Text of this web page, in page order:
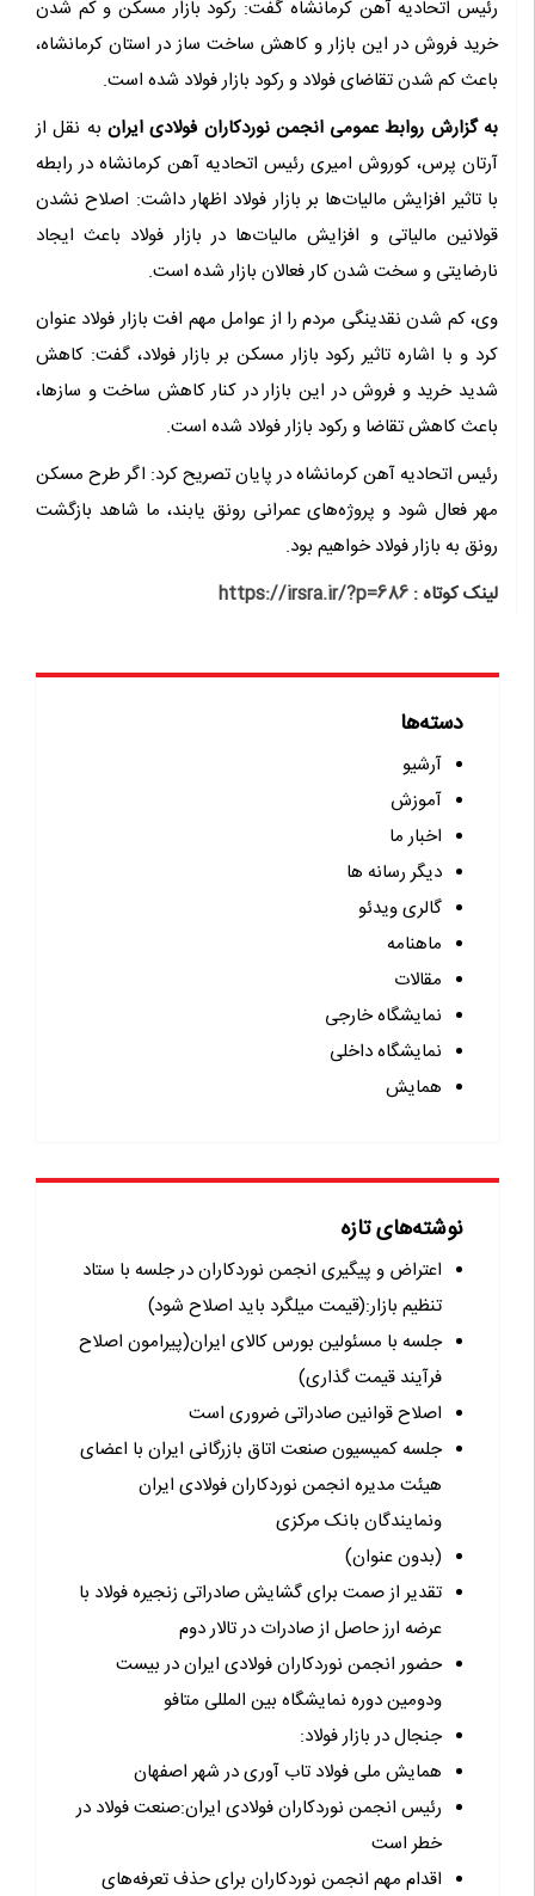
رئیس اتحادیه آهن کرمانشاه گفت: رکود بازار مسکن و کم شدن
خرید فروش در این بازار و کاهش ساخت ساز در استان کرمانشاه،
باعث کم شدن تقاضای فولاد و رکود بازار فولاد شده است.
به گزارش روابط عمومی انجمن نوردکاران فولادی ایران به نقل از
آرتان پرس، کوروش امیری رئیس اتحادیه آهن کرمانشاه در رابطه
با تاثیر افزایش مالیات‌ها بر بازار فولاد اظهار داشت: اصلاح نشدن
قولانین مالیاتی و افزایش مالیات‌ها در بازار فولاد باعث ایجاد
نارضایتی و سخت شدن کار فعالان بازار شده است.
وی، کم شدن نقدینگی مردم را از عوامل مهم افت بازار فولاد عنوان
کرد و با اشاره تاثیر رکود بازار مسکن بر بازار فولاد، گفت: کاهش
شدید خرید و فروش در این بازار در کنار کاهش ساخت و سازها،
باعث کاهش تقاضا و رکود بازار فولاد شده است.
رئیس اتحادیه آهن کرمانشاه در پایان تصریح کرد: اگر طرح مسکن
مهر فعال شود و پروژه‌های عمرانی رونق یابند، ما شاهد بازگشت
رونق به بازار فولاد خواهیم بود.
لینک کوتاه : https://irsra.ir/?p=686
دسته‌ها
آرشیو
آموزش
اخبار ما
دیگر رسانه ها
گالری ویدئو
ماهنامه
مقالات
نمایشگاه خارجی
نمایشگاه داخلی
همایش
نوشته‌های تازه
اعتراض و پیگیری انجمن نوردکاران در جلسه با ستاد
تنظیم بازار:(قیمت میلگرد باید اصلاح شود)
جلسه با مسئولین بورس کالای ایران(پیرامون اصلاح
فرآیند قیمت گذاری)
اصلاح قوانین صادراتی ضروری است
جلسه کمیسیون صنعت اتاق بازرگانی ایران با اعضای
هیئت مدیره انجمن نوردکاران فولادی ایران
ونمایندگان بانک مرکزی
(بدون عنوان)
تقدیر از صمت برای گشایش صادراتی زنجیره فولاد با
عرضه ارز حاصل از صادرات در تالار دوم
حضور انجمن نوردکاران فولادی ایران در بیست
ودومین دوره نمایشگاه بین المللی متافو
جنجال در بازار فولاد:
همایش ملی فولاد تاب آوری در شهر اصفهان
رئیس انجمن نوردکاران فولادی ایران:صنعت فولاد در
خطر است
اقدام مهم انجمن نوردکاران برای حذف تعرفه‌های